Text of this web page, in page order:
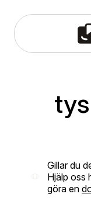
Gillar du
Hjälp oss
göra en